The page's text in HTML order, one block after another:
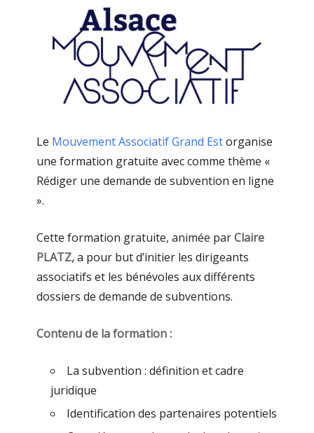
Le Mouvement Associatif Grand Estorganise
une formation gratuite avec comme thème «
Rédiger une demande de subvention en ligne
».
Cette formation gratuite, animée parClaire
PLATZ,a pour but d’initier les dirigeants
associatifs et les bénévoles aux différents
dossiers de demande de subventions.
Contenu de la formation :
La subvention : définition et cadre
juridique
Identification des partenaires potentiels